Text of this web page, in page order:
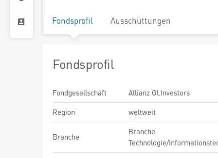
Fondsprofil Ausschüttungen
Fondsprofil
Fondgesellschaft
Allianz Gl.Investors
Region
weltweit
Branche
Branche
Technologie/